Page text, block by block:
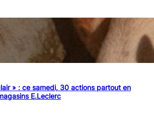
» : ce samedi, 30 actions partout en
E.Leclerc